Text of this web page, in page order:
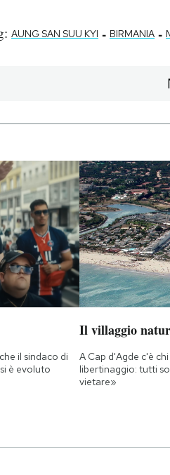
AUNG SAN SUU KYI - BIRMANIA -
il sindaco di
è evoluto
Il villaggio
A Cap d'Agde c'è
libertinaggio: tutti
vietare»